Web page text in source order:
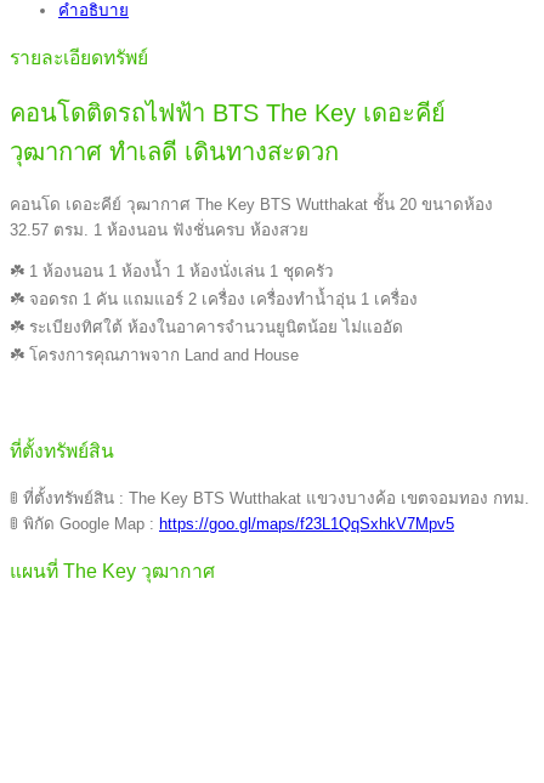
คำอธิบาย
รายละเอียดทรัพย์
คอนโดติดรถไฟฟ้า BTS The Key เดอะคีย์
วุฒากาศ ทำเลดี เดินทางสะดวก
คอนโด เดอะคีย์ วุฒากาศ The Key BTS Wutthakat ชั้น 20 ขนาดห้อง
32.57 ตรม. 1 ห้องนอน ฟังชั่นครบ ห้องสวย
☘️ 1 ห้องนอน 1 ห้องน้ำ 1 ห้องนั่งเล่น 1 ชุดครัว
☘️ จอดรถ 1 คัน แถมแอร์ 2 เครื่อง เครื่องทำน้ำอุ่น 1 เครื่อง
☘️ ระเบียงทิศใต้ ห้องในอาคารจำนวนยูนิตน้อย ไม่แออัด
☘️ โครงการคุณภาพจาก Land and House
ที่ตั้งทรัพย์สิน
🚦 ที่ตั้งทรัพย์สิน : The Key BTS Wutthakat แขวงบางค้อ เขตจอมทอง กทม.
🚦 พิกัด Google Map : https://goo.gl/maps/f23L1QqSxhkV7Mpv5
แผนที่ The Key วุฒากาศ